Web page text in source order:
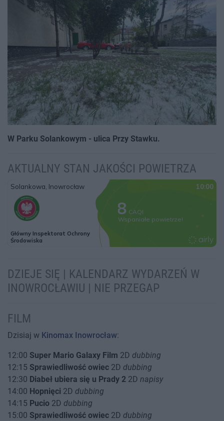
W Parku Solankowym - ulica Przy Stawku.
AKTUALNY STAN JAKOŚCI POWIETRZA
DZIEJE SIĘ | KALENDARZ WYDARZEŃ W
INOWROCŁAWIU | NIE PRZEGAP
FILM
Dzisiaj w Kinomax Inowrocław:
12:00 Super Mario Galaxy Film 2D dubbing
12:15 Sprawiedliwość owiec 2D dubbing
12:30 Diabeł ubiera się u Prady 2 2D napisy
14:00 Hopnięci 2D dubbing
14:15 Pucio 2D dubbing
15:00 Sprawiedliwość owiec 2D dubbing